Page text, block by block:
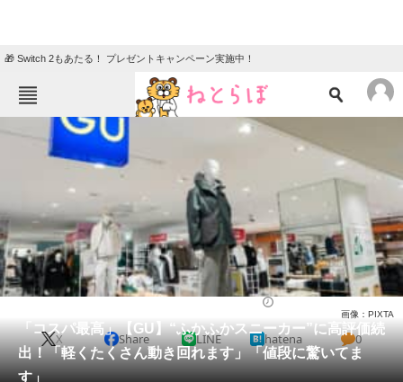
🎁 Switch 2もあたる！ プレゼントキャンペーン実施中！
ねとらぼメニュー
クイズ
グルメ 地域
住まい 教育・育児
動物 リサーチ
会員記事
メディア
「コスパ最高」【GU】“ふかふかスニーカー”に高評価続
出！「軽くたくさん動き回れます」「値段に驚いてま
す」
画像：PIXTA
X Share LINE hatena 0